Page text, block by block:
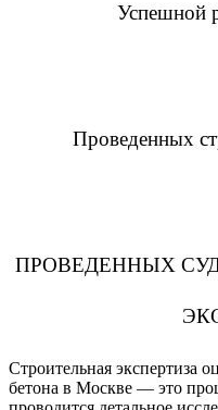
Успешной
Проведенных
ПРОВЕДЕННЫХ
Строительная экспертиза
бетона в Москве — это